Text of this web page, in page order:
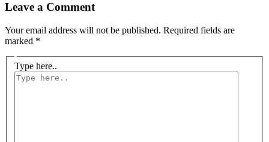
Leave a Comment
Your email address will not be published. Required fields are
marked *
Type here..